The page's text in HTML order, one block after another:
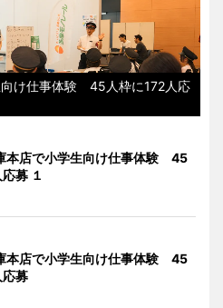
向け仕事体験 45人枠に172人応
本店で小学生向け仕事体験 45
募 １
本店で小学生向け仕事体験 45
応募